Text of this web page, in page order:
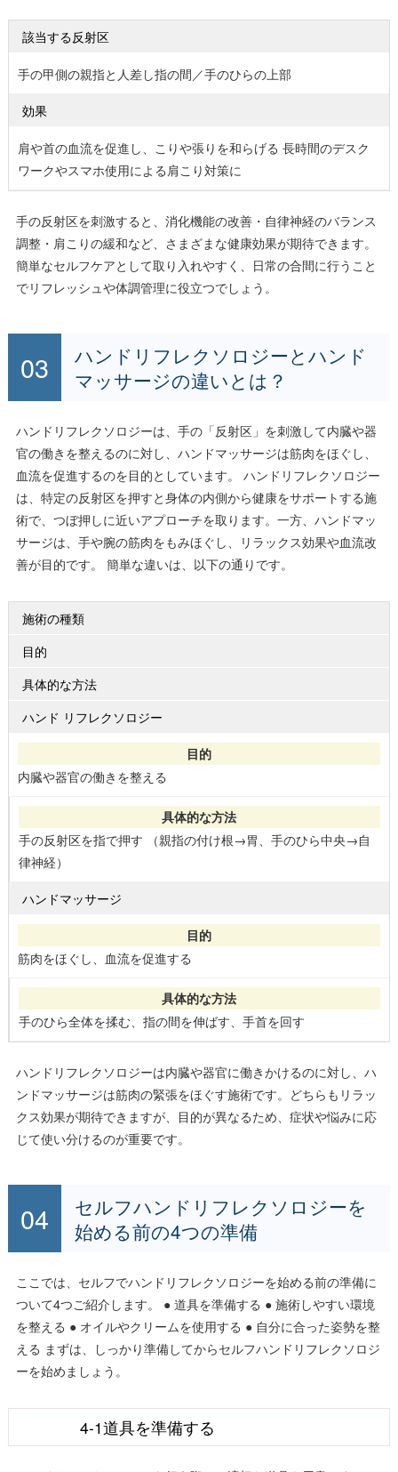
該当する反射区
手の甲側の親指と人差し指の間／手のひらの上部
効果
肩や首の血流を促進し、こりや張りを和らげる 長時間のデスク
ワークやスマホ使用による肩こり対策に
手の反射区を刺激すると、消化機能の改善・自律神経のバランス
調整・肩こりの緩和など、さまざまな健康効果が期待できます。
簡単なセルフケアとして取り入れやすく、日常の合間に行うこと
でリフレッシュや体調管理に役立つでしょう。
ハンドリフレクソロジーとハンド
マッサージの違いとは？
ハンドリフレクソロジーは、手の「反射区」を刺激して内臓や器
官の働きを整えるのに対し、ハンドマッサージは筋肉をほぐし、
血流を促進するのを目的としています。 ハンドリフレクソロジー
は、特定の反射区を押すと身体の内側から健康をサポートする施
術で、つぼ押しに近いアプローチを取ります。一方、ハンドマッ
サージは、手や腕の筋肉をもみほぐし、リラックス効果や血流改
善が目的です。 簡単な違いは、以下の通りです。
施術の種類
目的
具体的な方法
ハンド リフレクソロジー
内臓や器官の働きを整える
手の反射区を指で押す （親指の付け根→胃、手のひら中央→自
律神経）
ハンドマッサージ
筋肉をほぐし、血流を促進する
手のひら全体を揉む、指の間を伸ばす、手首を回す
ハンドリフレクソロジーは内臓や器官に働きかけるのに対し、ハ
ンドマッサージは筋肉の緊張をほぐす施術です。どちらもリラッ
クス効果が期待できますが、目的が異なるため、症状や悩みに応
じて使い分けるのが重要です。
セルフハンドリフレクソロジーを
始める前の4つの準備
ここでは、セルフでハンドリフレクソロジーを始める前の準備に
ついて4つご紹介します。 ● 道具を準備する ● 施術しやすい環境
を整える ● オイルやクリームを使用する ● 自分に合った姿勢を整
える まずは、しっかり準備してからセルフハンドリフレクソロジ
ーを始めましょう。
4-1道具を準備する